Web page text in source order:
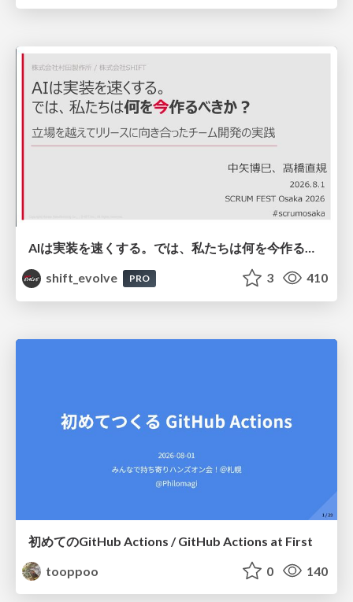
AIは実装を速くする。では、私たちは何を今作るべきか？－立場を越えてリリースに向き合ったチーム開発の実践 / 20260801 Hiromi Nakaya and Naoki Takahashi
shift_evolve
PRO 3 410
初めてのGitHub Actions / GitHub Actions at First
tooppoo
0 140